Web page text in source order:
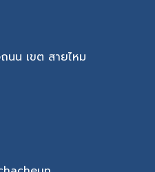
นน เขต สายไหม